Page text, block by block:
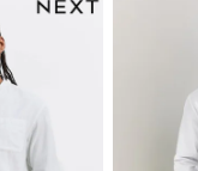
Top & Short Sets
Clogs